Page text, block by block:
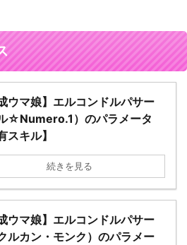
ウマ娘】エルコンドルパサー
ル☆Numero.1）のパラメータ
スキル】
続きを見る
ウマ娘】エルコンドルパサー
ルカン・モンク）のパラメー